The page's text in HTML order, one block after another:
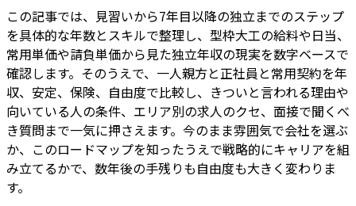
この記事では、見習いから7年目以降の独立までのステップ
を具体的な年数とスキルで整理し、型枠大工の給料や日当、
常用単価や請負単価から見た独立年収の現実を数字ベースで
確認します。そのうえで、一人親方と正社員と常用契約を年
収、安定、保険、自由度で比較し、きついと言われる理由や
向いている人の条件、エリア別の求人のクセ、面接で聞くべ
き質問まで一気に押さえます。今のまま雰囲気で会社を選ぶ
か、このロードマップを知ったうえで戦略的にキャリアを組
み立てるかで、数年後の手残りも自由度も大きく変わりま
す。